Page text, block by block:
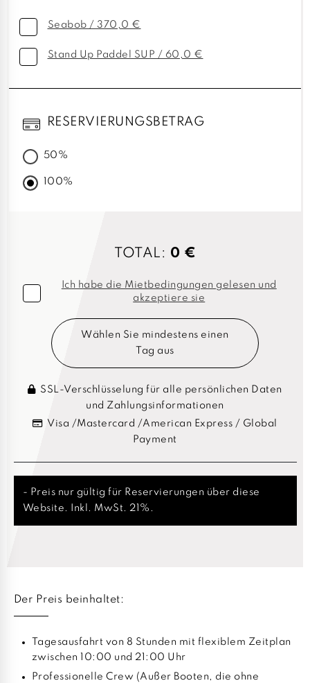
Seabob / 370,0 €
Stand Up Paddel SUP / 60,0 €
RESERVIERUNGSBETRAG
50%
100%
TOTAL: 0 €
Ich habe die Mietbedingungen gelesen und
akzeptiere sie
Wählen Sie mindestens einen
Tag aus
SSL-Verschlüsselung für alle persönlichen Daten
und Zahlungsinformationen
Visa /Mastercard /American Express / Global
Payment
- Preis nur gültig für Reservierungen über diese
Website. Inkl. MwSt. 21%.
Der Preis beinhaltet:
Tagesausfahrt von 8 Stunden mit flexiblem Zeitplan
zwischen 10:00 und 21:00 Uhr
Professionelle Crew (Außer Booten, die ohne